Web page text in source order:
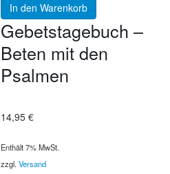
In den Warenkorb
Gebetstagebuch –
Beten mit den
Psalmen
14,95 €
Enthält 7% MwSt.
zzgl. Versand